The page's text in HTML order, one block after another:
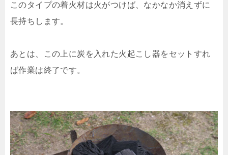
このタイプの着火材は火がつけば、なかなか消えずに
長持ちします。
あとは、この上に炭を入れた火起こし器をセットすれ
ば作業は終了です。